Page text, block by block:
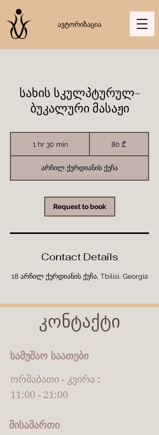
ავტორიზაცია
სახის სკულპტურულ-
ბუკალური მასაჟი
1 hr 30 min1
0
m
i
ქართული80 ₾
არჩილ ქურდიანის ქუჩა
Request to book
Contact Details
18 არჩილ ქურდიანის ქუჩა, Tbilisi, Georgia
კონტაქტი
სამუშაო საათები
ორშაბათი - კვირა :
11:00 - 21:00
მისამართი